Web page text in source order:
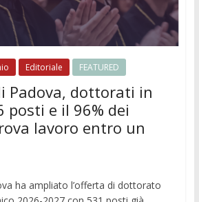
Editoriale FEATURED
Padova, dottorati in
posti e il 96% dei
lavoro entro un
ha ampliato l’offerta di dottorato